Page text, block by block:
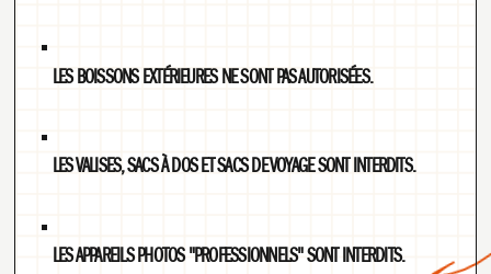
LES BOISSONS EXTÉRIEURES NE SONT PAS AUTORISÉES.
LES VALISES, SACS À DOS ET SACS DE VOYAGE SONT INTERDITS.
LES APPAREILS PHOTOS "PROFESSIONNELS" SONT INTERDITS.